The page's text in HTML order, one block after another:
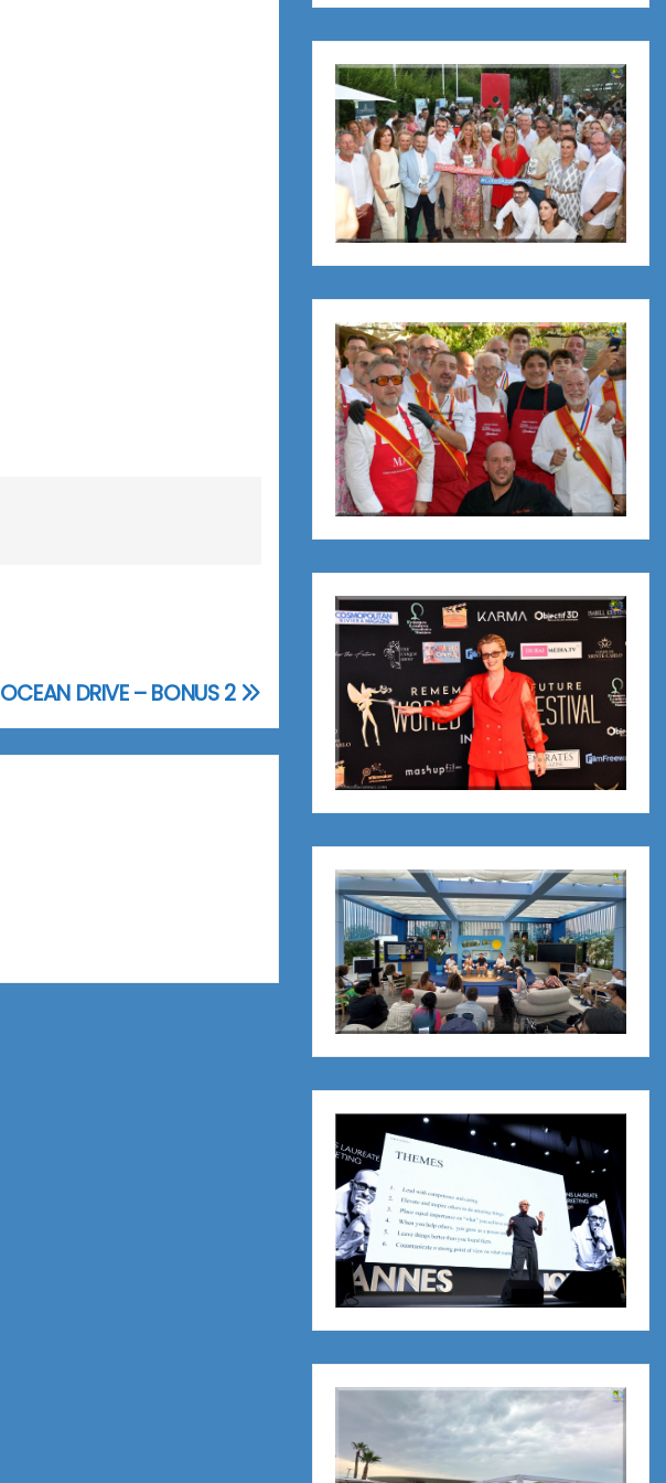
OCEAN DRIVE – BONUS 2